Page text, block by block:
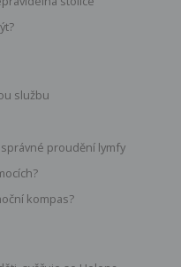
službu
proudění lymfy
kompas?